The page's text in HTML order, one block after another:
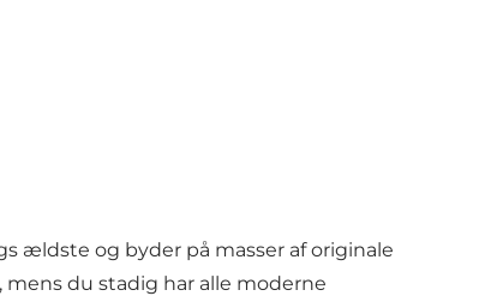
ældste og byder på masser af originale
du stadig har alle moderne